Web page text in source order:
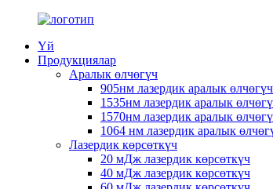
Үй
Продукциялар
Аралык өлчөгүч
905нм лазердик аралык өлчөгүч
1535нм лазердик аралык
1570нм лазердик аралык
1064 нм лазердик аралык
Лазердик көрсөткүч
20 мДж лазердик көрсөткүч
40 мДж лазердик көрсөткүч